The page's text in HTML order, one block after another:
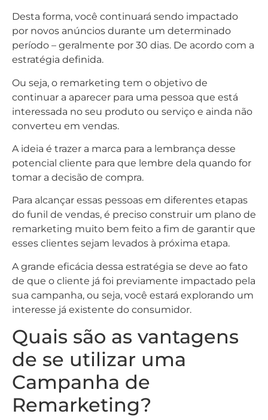
Desta forma, você continuará sendo impactado
por novos anúncios durante um determinado
período – geralmente por 30 dias. De acordo com a
estratégia definida.
Ou seja, o remarketing tem o objetivo de
continuar a aparecer para uma pessoa que está
interessada no seu produto ou serviço e ainda não
converteu em vendas.
A ideia é trazer a marca para a lembrança desse
potencial cliente para que lembre dela quando for
tomar a decisão de compra.
Para alcançar essas pessoas em diferentes etapas
do funil de vendas, é preciso construir um plano de
remarketing muito bem feito a fim de garantir que
esses clientes sejam levados à próxima etapa.
A grande eficácia dessa estratégia se deve ao fato
de que o cliente já foi previamente impactado pela
sua campanha, ou seja, você estará explorando um
interesse já existente do consumidor.
Quais são as vantagens
de se utilizar uma
Campanha de
Remarketing?